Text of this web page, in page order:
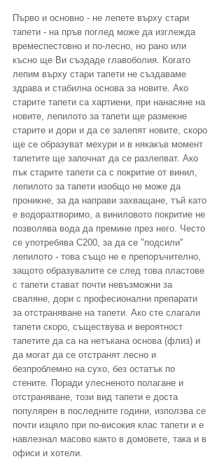
Първо и основно - не лепете върху стари
тапети - на пръв поглед може да изглежда
времеспестовно и по-лесно, но рано или
късно ще Ви създаде главоболия. Когато
лепим върху стари тапети не създаваме
здрава и стабилна основа за новите. Ако
старите тапети са хартиени, при нанасяне на
новите, лепилото за тапети ще размекне
старите и дори и да се залепят новите, скоро
ще се образуват мехури и в някакъв момент
тапетите ще започнат да се разлепват. Ако
пък старите тапети са с покритие от винил,
лепилото за тапети изобщо не може да
проникне, за да направи захващане, тъй като
е водоразтворимо, а виниловото покритие не
позволява вода да премине през него. Често
се употребява C200, за да се "подсили"
лепилото - това също не е препоръчително,
защото образувалите се след това пластове
с тапети стават почти невъзможни за
сваляне, дори с професионални препарати
за отстраняване на тапети. Ако сте слагали
тапети скоро, съществува и вероятност
тапетите да са на нетъкана основа (флиз) и
да могат да се отстранят лесно и
безпроблемно на сухо, без остатък по
стените. Поради улесненото полагане и
отстраняване, този вид тапети е доста
популярен в последните години, използва се
почти изцяло при по-високия клас тапети и е
навлезнал масово както в домовете, така и в
офиси и хотели.